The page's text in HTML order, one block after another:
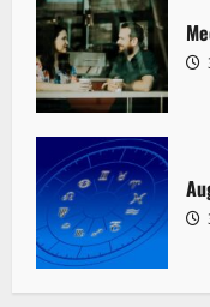
n